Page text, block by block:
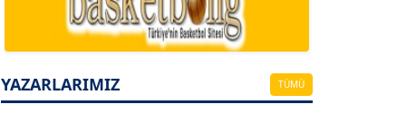
YAZARLARIMIZ TÜMÜ
Köşe Yazarı
Köşe Yazarı